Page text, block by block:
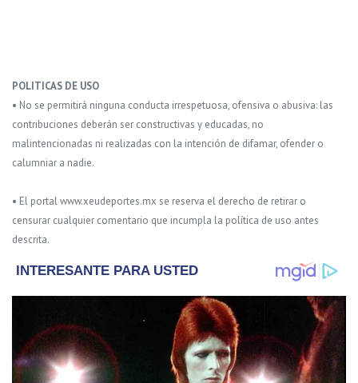
POLITICAS DE USO
• No se permitirá ninguna conducta irrespetuosa, ofensiva o abusiva: las
contribuciones deberán ser constructivas y educadas, no
malintencionadas ni realizadas con la intención de difamar, ofender o
calumniar a nadie.
• El portal www.xeudeportes.mx se reserva el derecho de retirar o
censurar cualquier comentario que incumpla la política de uso antes
descrita.